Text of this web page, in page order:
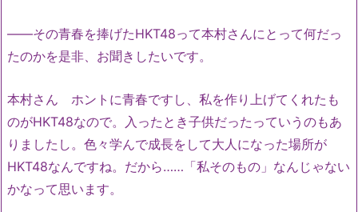
――その青春を捧げたHKT48って本村さんにとって何だっ
たのかを是非、お聞きしたいです。
本村さん ホントに青春ですし、私を作り上げてくれたも
のがHKT48なので。入ったとき子供だったっていうのもあ
りましたし。色々学んで成長をして大人になった場所が
HKT48なんですね。だから……「私そのもの」なんじゃない
かなって思います。